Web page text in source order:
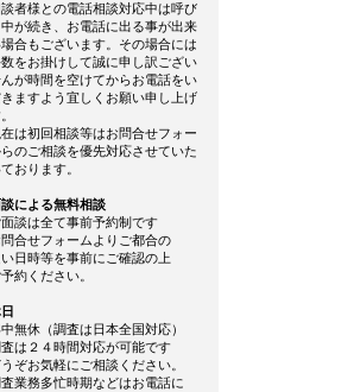
談者様との電話相談対応中は呼び
が続き、お電話に出る事が出来
合もございます。その場合には
をお掛けして誠に申し訳ござい
んが時間を空けてからお電話をい
ますよう宜しくお願い申し上げ
は初回相談等はお問合せフォー
らのご相談を優先対応させていた
おります。
による無料相談
談は全て事前予約制です
合せフォームよりご都合の
日時等を事前にご確認の上
約ください。
無休（調査は日本全国対応）
は２４時間対応が可能です
ぞお気軽にご相談ください。
業務多忙時期などはお電話に